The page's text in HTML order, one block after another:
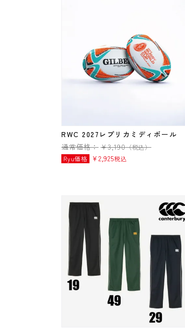
RWC 2027レプリカミディボール
通常価格： ¥3,190（税込）
Ryu価格
¥ 2,925税込